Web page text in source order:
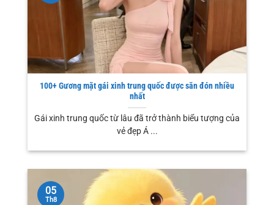
100+ Gương mặt gái xinh trung quốc được săn đón nhiều
nhất
Gái xinh trung quốc từ lâu đã trở thành biểu tượng của
vẻ đẹp Á ...
05
Th8